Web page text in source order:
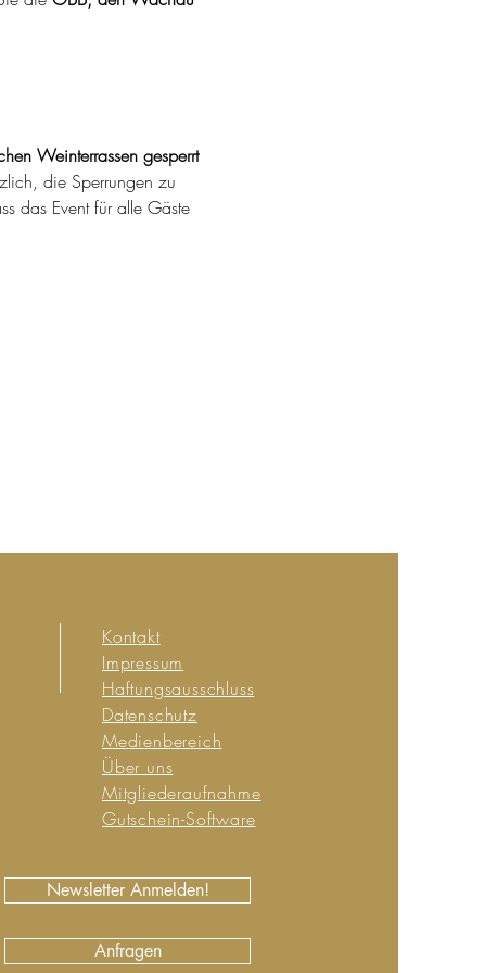
Weinterrassen gesperrt
die Sperrungen zu
das Event für alle Gäste
Kontakt
Impressum
Haftungsausschluss
Datenschutz
Medienbereich
Über uns
Mitgliederaufnahme
Gutschein-Software
Newsletter Anmelden!
Anfragen